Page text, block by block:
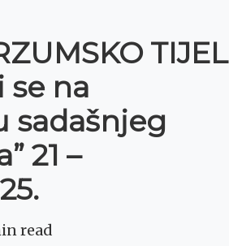
se na
sadašnjeg
21 –
read